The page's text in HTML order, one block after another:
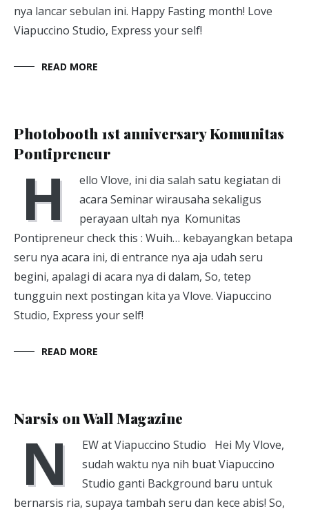
nya lancar sebulan ini. Happy Fasting month! Love
Viapuccino Studio, Express your self!
READ MORE
Photobooth 1st anniversary Komunitas
Pontipreneur
H
ello Vlove, ini dia salah satu kegiatan di
acara Seminar wirausaha sekaligus
perayaan ultah nya Komunitas
Pontipreneur check this : Wuih… kebayangkan betapa
seru nya acara ini, di entrance nya aja udah seru
begini, apalagi di acara nya di dalam, So, tetep
tungguin next postingan kita ya Vlove. Viapuccino
Studio, Express your self!
READ MORE
Narsis on Wall Magazine
N
EW at Viapuccino Studio Hei My Vlove,
sudah waktu nya nih buat Viapuccino
Studio ganti Background baru untuk
bernarsis ria, supaya tambah seru dan kece abis! So,